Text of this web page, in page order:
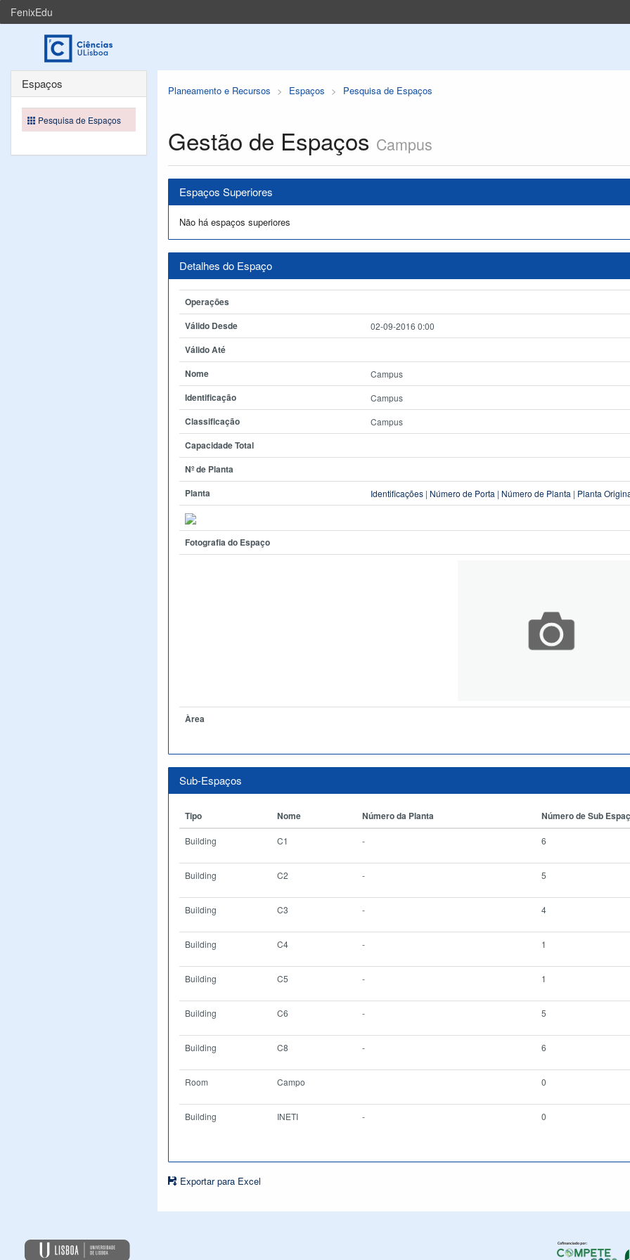
FenixEdu
Planeamento e Recursos Espaços Pesquisa de Espaços
Gestão de Espaços Campus
Espaços Superiores
Não há espaços superiores
Detalhes do Espaço
Operações
Válido Desde
02-09-2016 0:00
Válido Até
Nome
Campus
Identificação Campus
Classificação Campus
Capacidade Total
Nº de Planta
Planta
Identificações | Número de Porta | Número de Planta | Planta
Fotografia do Espaço
Àrea
Sub-Espaços
Tipo Nome Número da Planta Número de Sub
Building C1 - 6
Building C2 - 5
Building C3 - 4
Building C4 - 1
Building C5 - 1
Building C6 - 5
Building C8 - 6
Room Campo 0
Building INETI - 0
Exportar para Excel
Espaços
Pesquisa de Espaços